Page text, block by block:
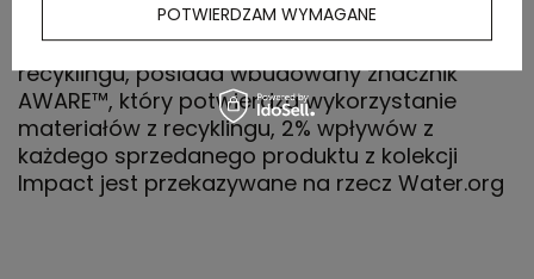
Worek ze sznurkiem, wykonany w 70% z
bawełny i w 30% z poliestru pochodzących z
recyklingu, posiada wbudowany znacznik
AWARE™, który potwierdza wykorzystanie
materiałów z recyklingu, 2% wpływów z
każdego sprzedanego produktu z kolekcji
Impact jest przekazywane na rzecz Water.org
POTWIERDZAM WYMAGANE